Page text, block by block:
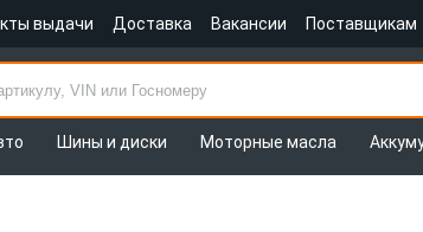
выдачи Доставка Вакансии Поставщикам
Шины и диски Моторные масла